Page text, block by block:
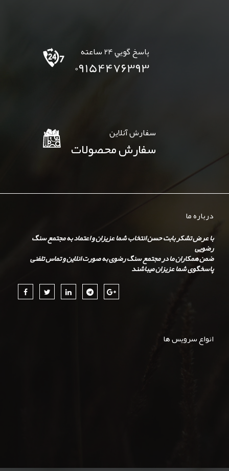
پاسخ گويي 24 ساعته
09154476393
سفارش آنلاين
سفارش محصولات
درباره ما
با عرض تشکر بابت حسن انتخاب شما عزیزان و اعتماد به مجتمع سنگ
رضویی
ضمن همکاران ما در مجتمع سنگ رضوی به صورت انلاین و تماس تلفنی
پاسخگوی شما عزیزان میباشند
انواع سرویس ها